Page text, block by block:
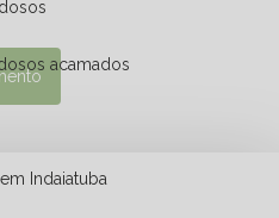
acamados
Indaiatuba